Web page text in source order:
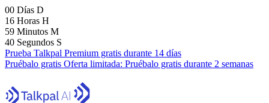
00 Días D
16 Horas H
59 Minutos M
39 Segundos S
Prueba Talkpal Premium gratis durante 14 días
Pruébalo gratis Oferta limitada: Pruébalo gratis durante 2 semanas